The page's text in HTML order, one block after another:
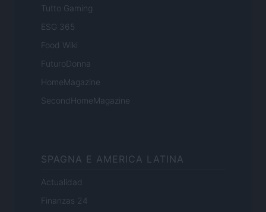
Tutto Gaming
ESG 365
Food Wiki
FuturoDonna
HomeMagazine
SecondHomeMagazine
SPAGNA E AMERICA LATINA
Actualidad
Finanzas 24